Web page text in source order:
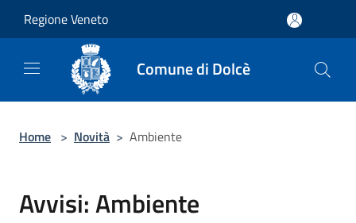
Regione Veneto
Comune di Dolcè
Home > Novità > Ambiente
Avvisi: Ambiente